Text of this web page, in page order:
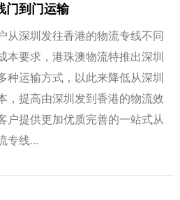
门到门运输
从深圳发往香港的物流专线不同
本要求，港珠澳物流特推出深圳
种运输方式，以此来降低从深圳
，提高由深圳发到香港的物流效
户提供更加优质完善的一站式从
专线...